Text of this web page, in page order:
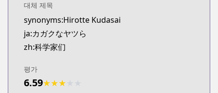
대체 제목
synonyms:Hirotte Kudasai
ja:カガクなヤツら
zh:科学家们
평가
6.59★★★